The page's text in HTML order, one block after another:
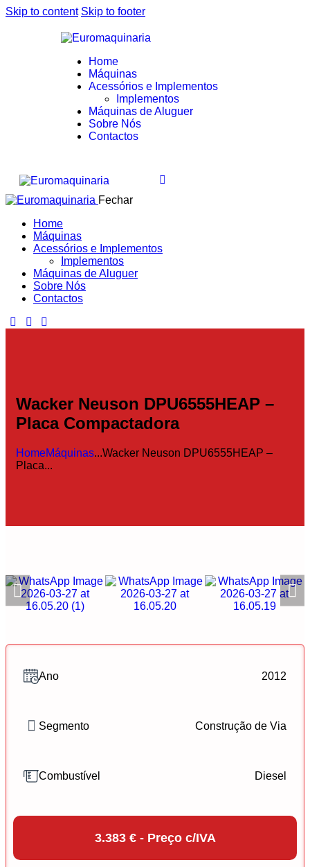
Skip to content Skip to footer
Home
Máquinas
Acessórios e Implementos
Implementos
Máquinas de Aluguer
Sobre Nós
Contactos
Fechar
Home
Máquinas
Acessórios e Implementos
Implementos
Máquinas de Aluguer
Sobre Nós
Contactos
Wacker Neuson DPU6555HEAP –
Placa Compactadora
HomeMáquinas...Wacker Neuson DPU6555HEAP –
Placa...
Ano 2012
Segmento Construção de Via
Combustível Diesel
3.383 € - Preço c/IVA